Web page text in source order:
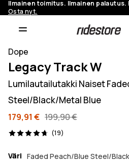
Ilmainen toimitus. Ilmainen palautus.
Osta nyt.
Dope
Legacy Track W
Lumilautailutakki Naiset
Steel/Black/Metal Blue
179,91 € 199,90 €
(19)
19 arvostelut, 4.7/5
Väri Faded Peach/Blue Steel/